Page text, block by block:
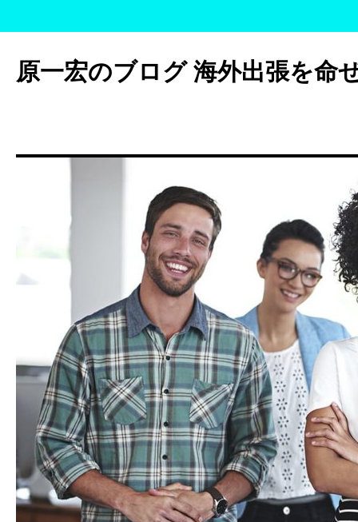
テ
ン
ッ
原一宏のブログ 海外出張を命